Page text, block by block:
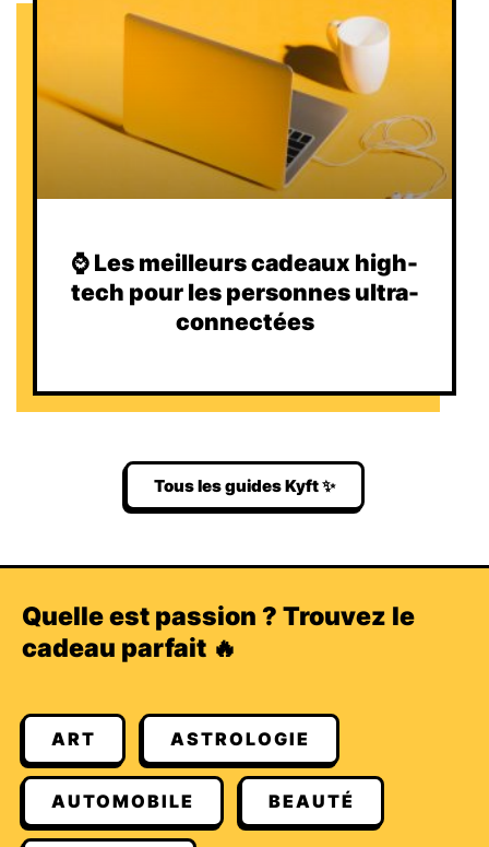
⌚️ Les meilleurs cadeaux high-
tech pour les personnes ultra-
connectées
Tous les guides Kyft ✨
Quelle est passion ? Trouvez le
cadeau parfait 🔥
ART ASTROLOGIE
AUTOMOBILE BEAUTÉ